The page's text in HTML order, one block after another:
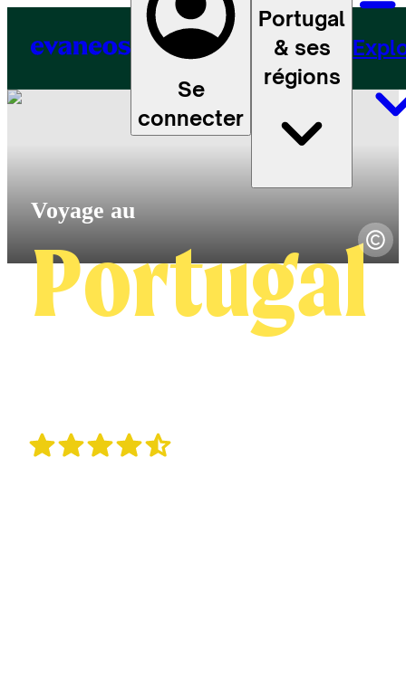
Se
connecter
Portugal
& ses
régions
Voyage au
Portugal